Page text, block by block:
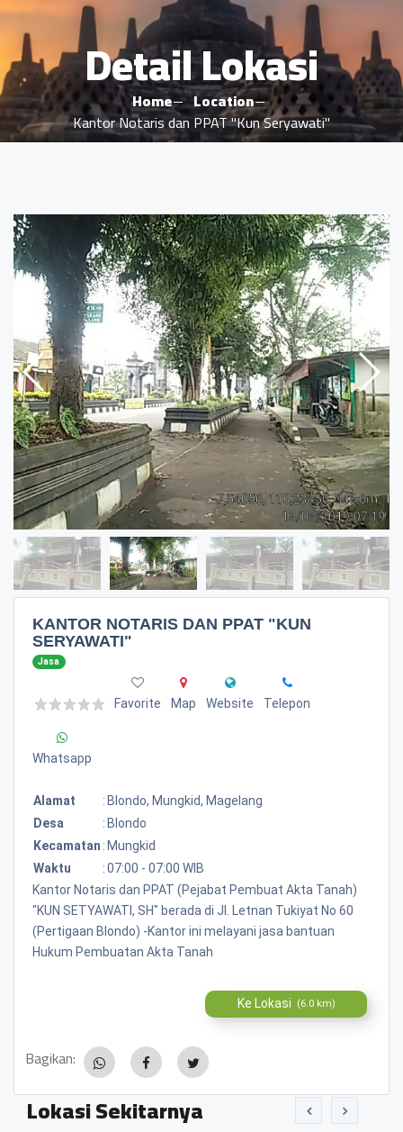
Detail Lokasi
Home
Location
Kantor Notaris dan PPAT "Kun Seryawati"
KANTOR NOTARIS DAN PPAT "KUN
SERYAWATI"
Jasa
Favorite Map Website Telepon
Whatsapp
Alamat : Blondo, Mungkid, Magelang
Desa
: Blondo
Kecamatan : Mungkid
Waktu
:07:00 - 07:00 WIB
Kantor Notaris dan PPAT (Pejabat Pembuat Akta Tanah)
"KUN SETYAWATI, SH" berada di Jl. Letnan Tukiyat No 60
(Pertigaan Blondo) -Kantor ini melayani jasa bantuan
Hukum Pembuatan Akta Tanah
Ke Lokasi (6.0 km)
Bagikan:
Lokasi Sekitarnya